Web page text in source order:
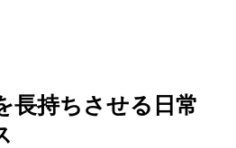
長持ちさせる日常